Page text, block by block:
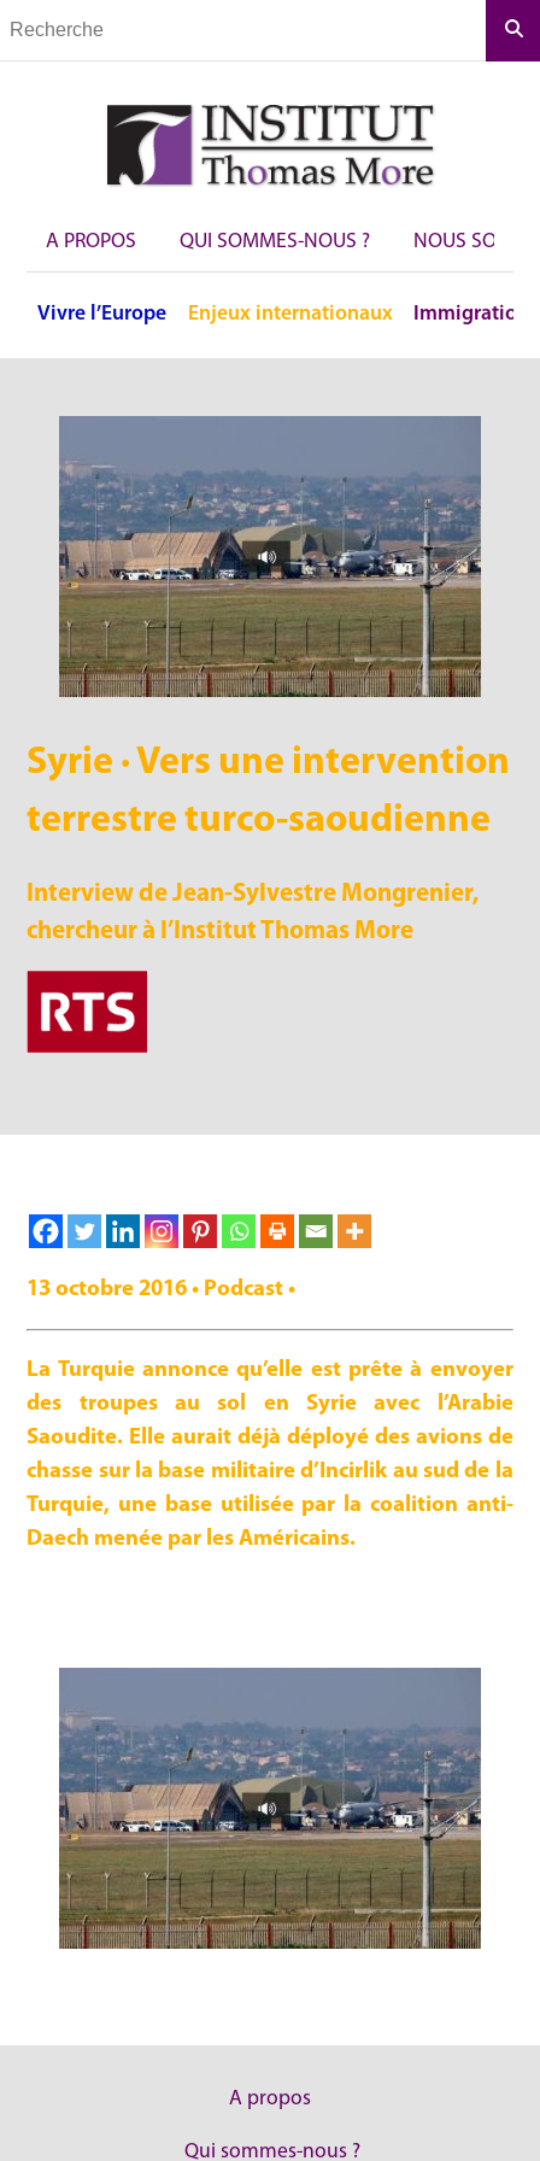
A PROPOS QUI SOMMES-NOUS ? NOUS
Vivre l’Europe Enjeux internationaux Immigration
Syrie · Vers une intervention
terrestre turco-saoudienne
Interview de Jean-Sylvestre Mongrenier,
chercheur à l’Institut Thomas More
13 octobre 2016 • Podcast •
La Turquie annonce qu’elle est prête à envoyer
des troupes au sol en Syrie avec l’Arabie
Saoudite. Elle aurait déjà déployé des avions de
chasse sur la base militaire d’Incirlik au sud de la
Turquie, une base utilisée par la coalition anti-
Daech menée par les Américains.
A propos
Qui sommes-nous ?